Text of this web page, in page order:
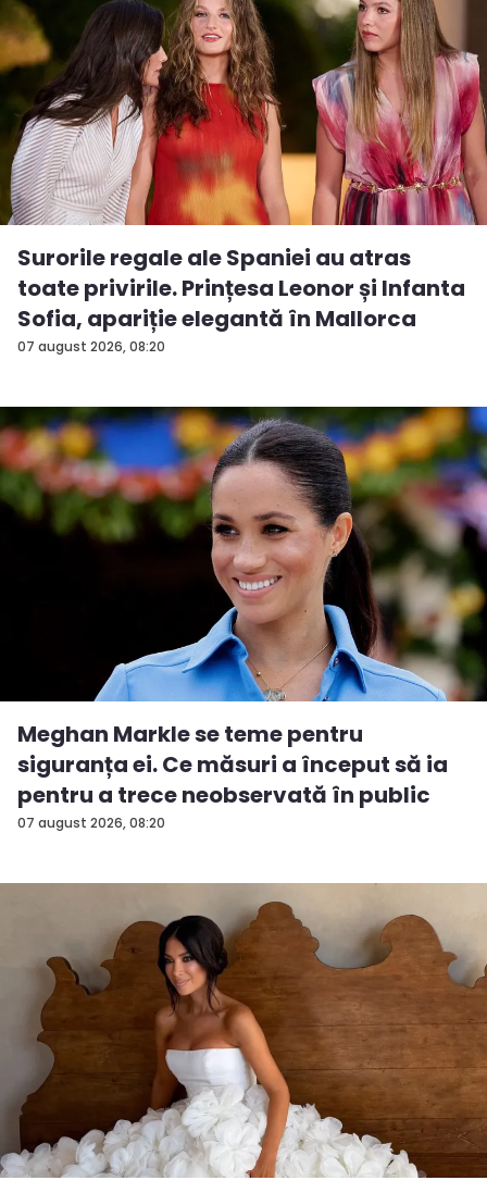
07 august 2026, 08:20
Surorile regale ale Spaniei au atras
toate privirile. Prințesa Leonor și Infanta
Sofia, apariție elegantă în Mallorca
07 august 2026, 08:20
Meghan Markle se teme pentru
siguranța ei. Ce măsuri a început să ia
pentru a trece neobservată în public